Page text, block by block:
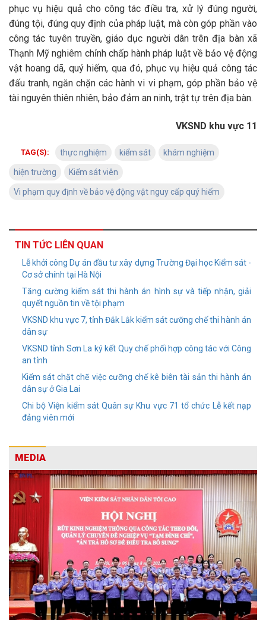
phục vụ hiệu quả cho công tác điều tra, xử lý đúng người,
đúng tội, đúng quy định của pháp luật, mà còn góp phần vào
công tác tuyên truyền, giáo dục người dân trên địa bàn xã
Thạnh Mỹ nghiêm chỉnh chấp hành pháp luật về bảo vệ động
vật hoang dã, quý hiếm, qua đó, phục vụ hiệu quả công tác
đấu tranh, ngăn chặn các hành vi vi phạm, góp phần bảo vệ
tài nguyên thiên nhiên, bảo đảm an ninh, trật tự trên địa bàn.
VKSND khu vực 11
TAG(S): thực nghiệm kiểm sát khám nghiệm
hiện trường Kiểm sát viên
Vi phạm quy định về bảo vệ động vật nguy cấp quý hiếm
TIN TỨC LIÊN QUAN
Lễ khởi công Dự án đầu tư xây dựng Trường Đại học Kiểm sát -
Cơ sở chính tại Hà Nội
Tăng cường kiểm sát thi hành án hình sự và tiếp nhận, giải
quyết nguồn tin về tội phạm
VKSND khu vực 7, tỉnh Đắk Lắk kiểm sát cưỡng chế thi hành án
dân sự
VKSND tỉnh Sơn La ký kết Quy chế phối hợp công tác với Công
an tỉnh
Kiểm sát chặt chẽ việc cưỡng chế kê biên tài sản thi hành án
dân sự ở Gia Lai
Chi bộ Viện kiểm sát Quân sự Khu vực 71 tổ chức Lễ kết nạp
đảng viên mới
MEDIA